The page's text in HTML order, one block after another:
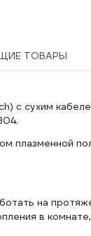
ТОВАРЫ
с сухим
плазменной
на
в